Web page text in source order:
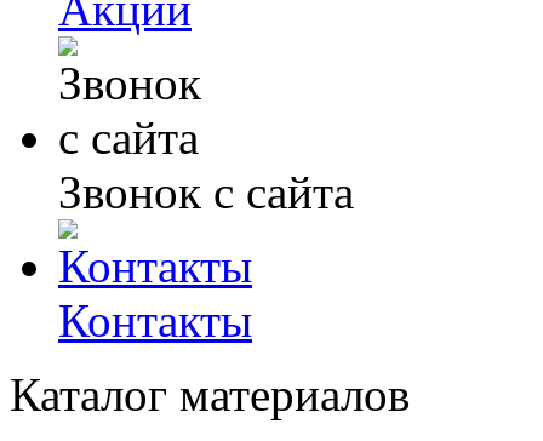
Звонок с сайта
Контакты
Каталог материалов